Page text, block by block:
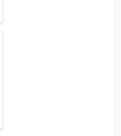
た査定額がございました
の価格が適切かお返事申
意】